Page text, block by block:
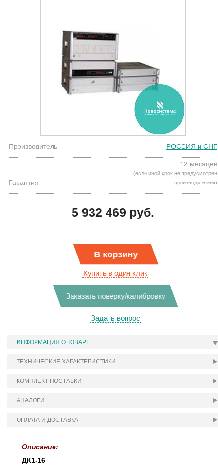
Производитель РОССИЯ и СНГ
Гарантия
12 месяцев
(если иной срок не предусмотрен
производителем)
5 932 469 руб.
В корзину
Купить в один клик
Заказать поверку/калибровку
Задать вопрос
ИНФОРМАЦИЯ О ТОВАРЕ
ТЕХНИЧЕСКИЕ ХАРАКТЕРИСТИКИ
КОМПЛЕКТ ПОСТАВКИ
АНАЛОГИ
ОПЛАТА И ДОСТАВКА
Описание:
ДК1-16